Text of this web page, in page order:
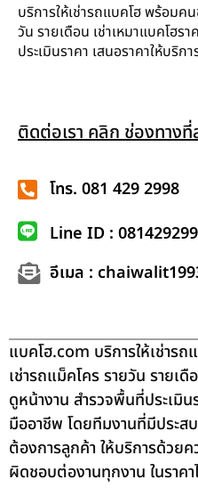
บริการให้เช่ารถแบคโฮ พร้อมค
วัน รายเดือน เช่าเหมาแบคโฮ
ประเมินราคา เสนอราคาให้บริก
ติดต่อเรา คลิก ช่องทางที่
โทร. 081 429 2998
Line ID :
อีเมล :
แบคโฮ.com บริการให้เช่าร
เช่ารถแม็คโคร รายวัน รายเ
ดูหน้างาน สำรวจพื้นที่ประเมิน
มืออาชีพ โดยทีมงานที่มีประส
ต้องการลูกค้า ให้บริการด้วย
ผิดชอบต่องานทุกงาน ในราค